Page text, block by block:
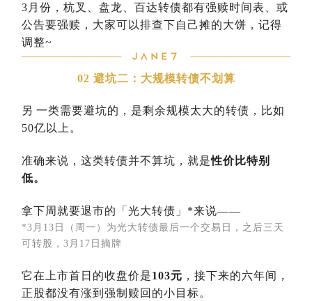
3月份，杭叉、盘龙、百达转债都有强赎时间表、或
公告要强赎，大家可以排查下自己摊的大饼，记得
调整~
02 避坑二：大规模转债不划算
另 一类需要避坑的，是剩余规模太大的转债，比如
50亿以上。
准确来说，这类转债并不算坑，就是性价比特别
低。
拿下周就要退市的「光大转债」*来说——
*3月13日（周一）为光大转债最后一个交易日，之后三天
可转股，3月17日摘牌
它在上市首日的收盘价是103元 ，接下来的六年间，
正股都没有涨到强制赎回的小目标。